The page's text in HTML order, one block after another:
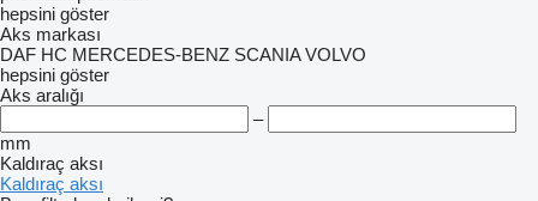
hepsini göster
Aks markası
DAF HC MERCEDES-BENZ SCANIA VOLVO
hepsini göster
Aks aralığı
–
mm
Kaldıraç aksı
Kaldıraç aksı